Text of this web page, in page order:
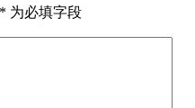
* 为必填字段